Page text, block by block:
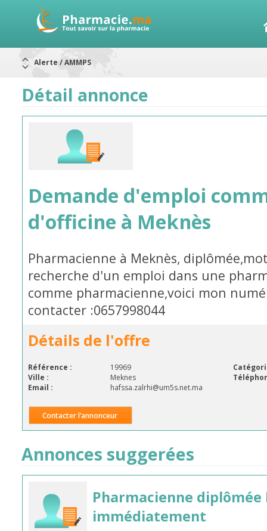
Aureomycine ophtalmique : Rappel de lots
RAPPELS DE LOTS
Rappel de lots : ANTITOXINE TÉTANIQUE 1500.
Rappel de lots : préparations lactées
Détail annonce
Demande d'emploi
d'officine à Meknès
Pharmacienne à Meknès,
recherche d'un emploi dans une
comme pharmacienne,voici mon
contacter :0657998044
Détails de l'offre
Référence : 19969
Ville :
Meknes
Email :
hafssa.zalrhi@um5s.net.ma
Contacter l’annonceur
Annonces suggerées
Pharmacienne diplômée
immédiatement